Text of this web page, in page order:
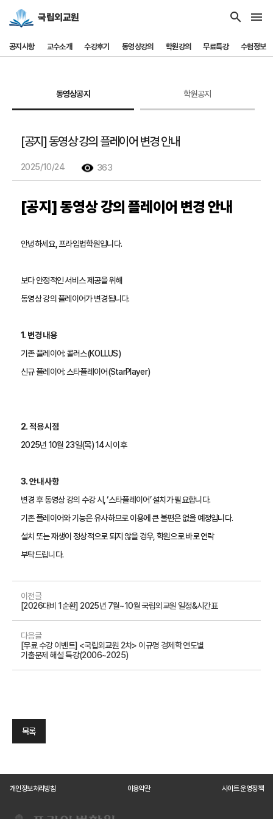
국립외교원 search menu
공지사항 교수소개 수강후기 동영상강의 학원강의 무료특강 수험정보
동영상공지 학원공지
[공지] 동영상 강의 플레이어 변경 안내
2025/10/24 363
[공지] 동영상 강의 플레이어 변경 안내
안녕하세요, 프라임법학원입니다.
보다 안정적인 서비스 제공을 위해
동영상 강의 플레이어가 변경됩니다.
1. 변경 내용
기존 플레이어: 콜러스(KOLLUS)
신규 플레이어: 스타플레이어(StarPlayer)
2. 적용 시점
2025년 10월 23일(목) 14시 이후
3. 안내 사항
변경 후 동영상 강의 수강 시, ‘스타플레이어’ 설치가 필요합니다.
기존 플레이어와 기능은 유사하므로 이용에 큰 불편은 없을 예정입니다.
설치 또는 재생이 정상적으로 되지 않을 경우, 학원으로 바로 연락
부탁드립니다.
이전글
[2026대비 1순환] 2025년 7월~10월 국립외교원 일정&시간표
다음글
[무료 수강 이벤트] <국립외교원 2차> 이규명 경제학 연도별
기출문제 해설 특강(2006~2025)
목록
개인정보처리방침 이용약관 사이트 운영정책